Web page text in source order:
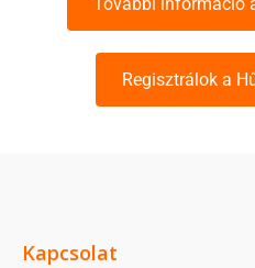
Regisztrálok a
Kapcsolat